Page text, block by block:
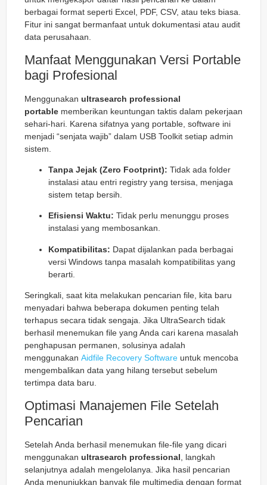
berbagai format seperti Excel, PDF, CSV, atau teks biasa.
Fitur ini sangat bermanfaat untuk dokumentasi atau audit
data perusahaan.
Manfaat Menggunakan Versi Portable
bagi Profesional
Menggunakan ultrasearch professional
portable memberikan keuntungan taktis dalam pekerjaan
sehari-hari. Karena sifatnya yang portable, software ini
menjadi “senjata wajib” dalam USB Toolkit setiap admin
sistem.
Tanpa Jejak (Zero Footprint): Tidak ada folder
instalasi atau entri registry yang tersisa, menjaga
sistem tetap bersih.
Efisiensi Waktu: Tidak perlu menunggu proses
instalasi yang membosankan.
Kompatibilitas: Dapat dijalankan pada berbagai
versi Windows tanpa masalah kompatibilitas yang
berarti.
Seringkali, saat kita melakukan pencarian file, kita baru
menyadari bahwa beberapa dokumen penting telah
terhapus secara tidak sengaja. Jika UltraSearch tidak
berhasil menemukan file yang Anda cari karena masalah
penghapusan permanen, solusinya adalah
menggunakan Aidfile Recovery Software untuk mencoba
mengembalikan data yang hilang tersebut sebelum
tertimpa data baru.
Optimasi Manajemen File Setelah
Pencarian
Setelah Anda berhasil menemukan file-file yang dicari
menggunakan ultrasearch professional , langkah
selanjutnya adalah mengelolanya. Jika hasil pencarian
Anda menunjukkan banyak file multimedia dengan format